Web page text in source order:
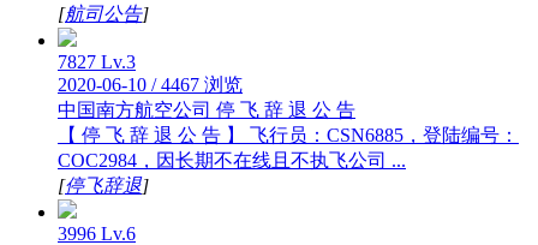
[航司公告]
7827 Lv.3
2020-06-10 / 4467 浏览
中国南方航空公司 停 飞 辞 退 公 告
【 停 飞 辞 退 公 告 】 飞行员：CSN6885，登陆编号：
COC2984，因长期不在线且不执飞公司 ...
[停飞辞退]
3996 Lv.6